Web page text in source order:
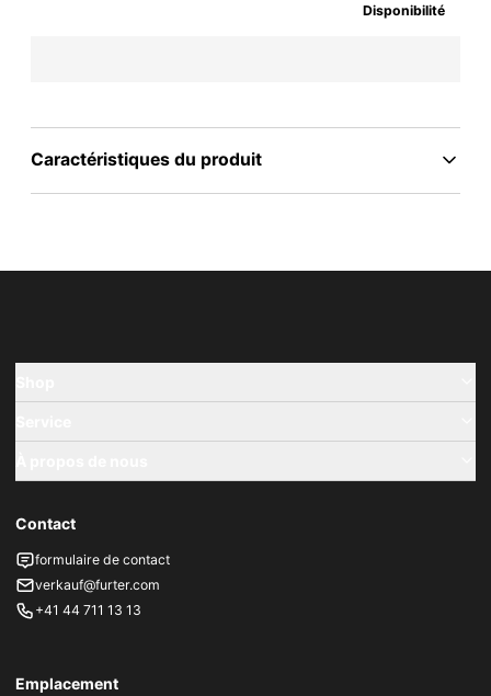
Disponibilité
Caractéristiques du produit
Contact
formulaire de contact
verkauf@furter.com
+41 44 711 13 13
Emplacement